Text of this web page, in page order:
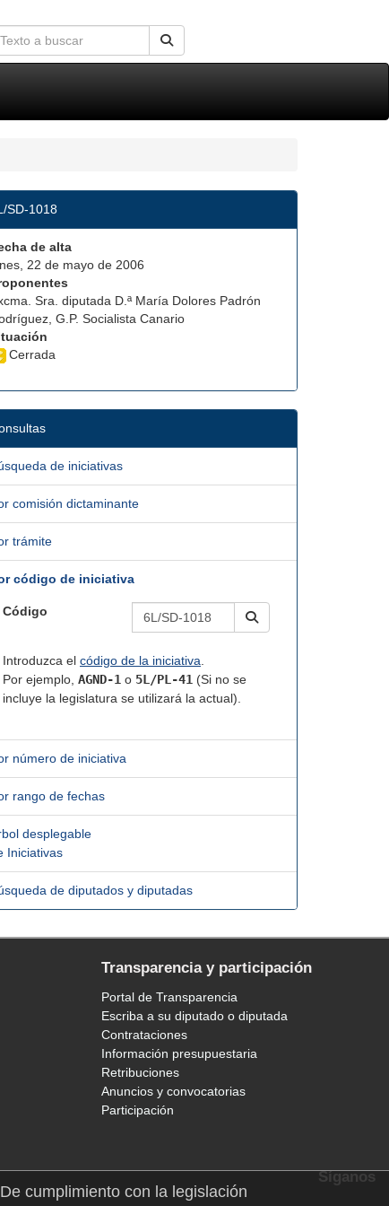
SD-1018
de alta
22 de mayo de 2006
Sra. diputada D.ª María Dolores Padrón
G.P. Socialista Canario
Cerrada
de iniciativas
comisión dictaminante
trámite
código de iniciativa
Código
Introduzca el código de la iniciativa.
Por ejemplo, AGND-1 o 5L/PL-41 (Si no se
incluye la legislatura se utilizará la actual).
número de iniciativa
rango de fechas
desplegable
Iniciativas
de diputados y diputadas
Transparencia y participación
Portal de Transparencia
Escriba a su diputado o diputada
Contrataciones
Información presupuestaria
Retribuciones
Anuncios y convocatorias
Participación
Síganos
cumplimiento con la legislación